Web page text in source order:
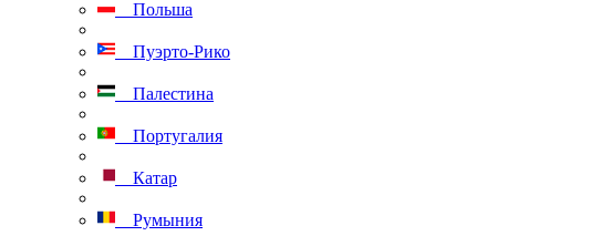
Польша
Пуэрто-Рико
Палестина
Португалия
Катар
Румыния